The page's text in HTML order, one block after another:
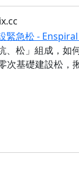
緊急松 -
、松」組成，如
次基礎建設松，